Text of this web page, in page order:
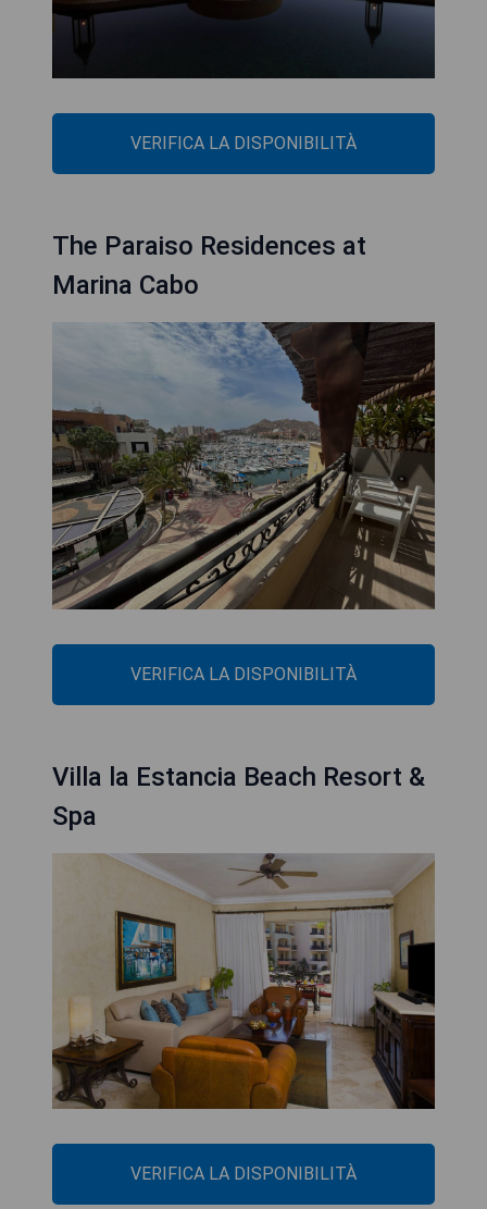
VERIFICA LA DISPONIBILITÀ
The Paraiso Residences at
Marina Cabo
VERIFICA LA DISPONIBILITÀ
Villa la Estancia Beach Resort &
Spa
VERIFICA LA DISPONIBILITÀ